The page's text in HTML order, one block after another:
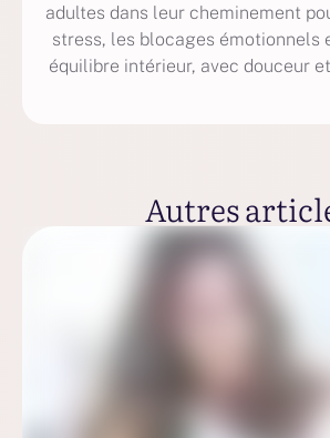
adultes dans leur cheminement
stress, les blocages émotionnels
équilibre intérieur, avec douceur
Autres